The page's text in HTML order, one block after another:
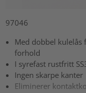
97046
Med dobbel
forhold
I syrefast rustfritt
Ingen skarpe kanter
Eliminerer